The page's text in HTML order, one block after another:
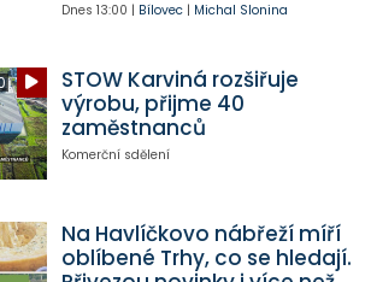
Dnes 13:00 | Bílovec| Michal Slonina
STOW Karviná rozšiřuje
výrobu, přijme 40
zaměstnanců
Komerční sdělení
Na Havlíčkovo nábřeží míří
oblíbené Trhy, co se hledají.